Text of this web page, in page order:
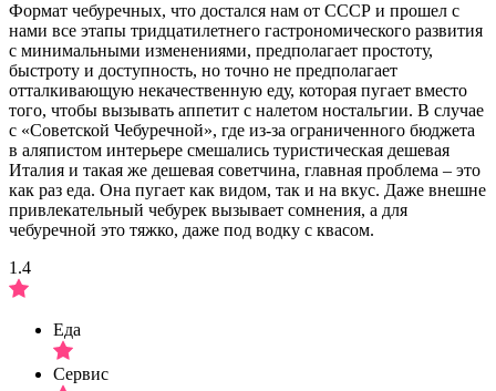
Формат чебуречных, что достался нам от СССР и прошел с
нами все этапы тридцатилетнего гастрономического развития
с минимальными изменениями, предполагает простоту,
быстроту и доступность, но точно не предполагает
отталкивающую некачественную еду, которая пугает вместо
того, чтобы вызывать аппетит с налетом ностальгии. В случае
с «Советской Чебуречной», где из-за ограниченного бюджета
в аляпистом интерьере смешались туристическая дешевая
Италия и такая же дешевая советчина, главная проблема – это
как раз еда. Она пугает как видом, так и на вкус. Даже внешне
привлекательный чебурек вызывает сомнения, а для
чебуречной это тяжко, даже под водку с квасом.
1.4
Еда
Сервис